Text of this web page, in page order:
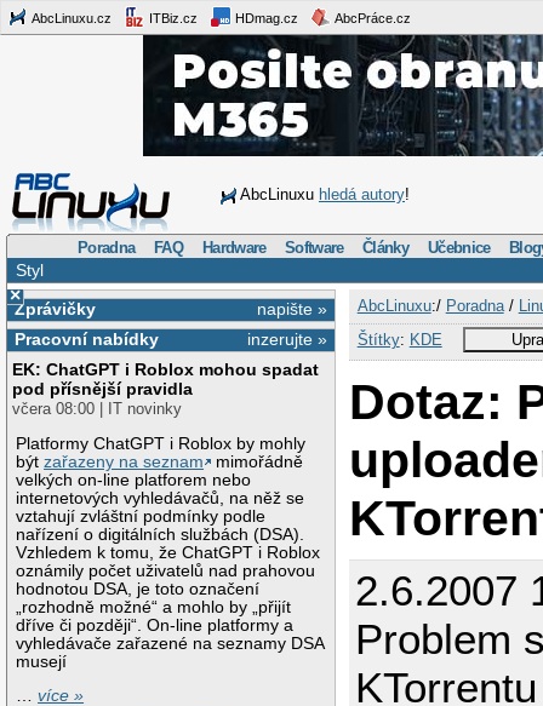
AbcLinuxu.cz ITBiz.cz HDmag.cz AbcPráce.cz
AbcLinuxu hledá autory!
Poradna FAQ Hardware Software Články Učebnice
Styl
×
napište »
Zprávičky
inzerujte »
Pracovní nabídky
EK: ChatGPT i Roblox mohou spadat
pod přísnější pravidla
včera 08:00 | IT novinky
Platformy ChatGPT i Roblox by mohly
býtzařazeny na seznam
mimořádně
velkých on-line platforem nebo
internetových vyhledávačů, na něž se
vztahují zvláštní podmínky podle
nařízení o digitálních službách (DSA).
Vzhledem k tomu, že ChatGPT i Roblox
oznámily počet uživatelů nad prahovou
hodnotou DSA, je toto označení
„rozhodně možné“ a mohlo by „přijít
dříve či později“. On-line platformy a
vyhledávače zařazené na seznamy DSA
musejí
…více »
AbcLinuxu:/ Poradna/
Štítky: KDE
Dotaz:
2.6.2007
Problem
KTorrentu